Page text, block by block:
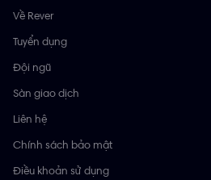
Về Rever
Tuyển dụng
Đội ngũ
Sàn giao dịch
Liên hệ
Chính sách bảo mật
Điều khoản sử dụng